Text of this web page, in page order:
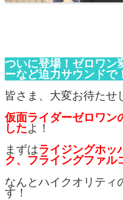
ついに登場！ゼロワン
ーなど迫力サウンドで
皆さま、大変お待たせ
仮面ライダーゼロワン
したよ！
まずはライジングホッ
ク、フライングファル
なんとハイクオリティ
す！